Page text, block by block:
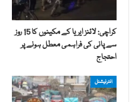
کراچی: لائنز ایریا کے مکینوں کا 15 روز
سے پانی کی فراہمی معطل ہونے پر
احتجاج
انٹرنیشنل